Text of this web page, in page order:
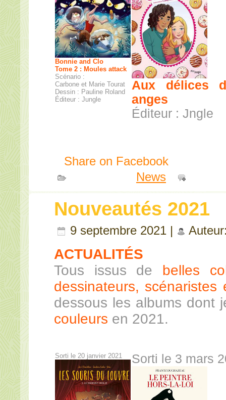
Bonnie and Clo
Tome 2 : Moules attack
Scénario :
Carbone et Marie Tourat
Dessin : Pauline Roland
Éditeur : Jungle
Aux délices
anges
Éditeur : Jngle
Share on Facebook
News
Nouveautés 2021
9 septembre 2021 |
ACTUALITÉS
Tous issus de
belles
dessinateurs, scénaristes
dessous les albums dont
couleurs en 2021.
Sorti le 20 janvier 2021 Sorti le 3 mars